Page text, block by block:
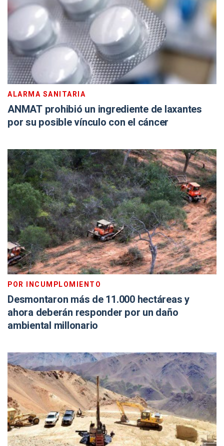
ALARMA SANITARIA
ANMAT prohibió un ingrediente de laxantes
por su posible vínculo con el cáncer
POR INCUMPLOMIENTO
Desmontaron más de 11.000 hectáreas y
ahora deberán responder por un daño
ambiental millonario